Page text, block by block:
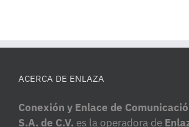
ACERCA DE ENLAZA
Conexión y Enlace de
S.A. de C.V. es la operadora de